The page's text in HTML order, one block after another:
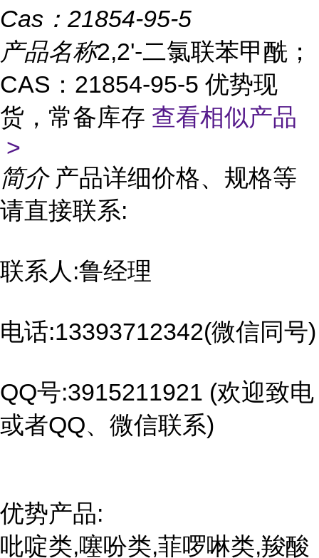
Cas： 21854-95-5
产品名称2,2'-二氯联苯甲酰；
CAS：21854-95-5 优势现
货，常备库存 查看相似产品
>
简介 产品详细价格、规格等
请直接联系:
联系人:鲁经理
电话:13393712342(微信同号)
QQ号:3915211921 (欢迎致电
或者QQ、微信联系)
优势产品:
吡啶类,噻吩类,菲啰啉类,羧酸